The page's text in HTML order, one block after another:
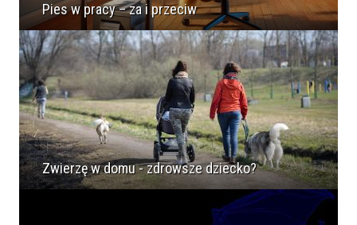
Pies w pracy – za i przeciw
Zwierzę w domu - zdrowsze dziecko?